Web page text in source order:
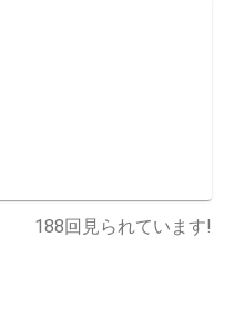
188回見られています!